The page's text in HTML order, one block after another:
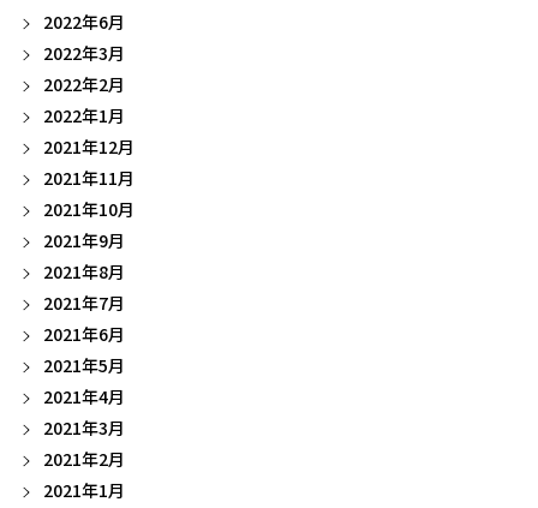
2022年6月
2022年3月
2022年2月
2022年1月
2021年12月
2021年11月
2021年10月
2021年9月
2021年8月
2021年7月
2021年6月
2021年5月
2021年4月
2021年3月
2021年2月
2021年1月